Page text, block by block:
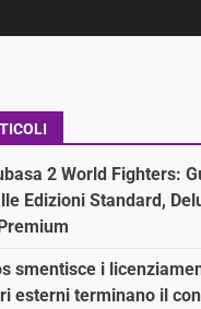
2 World Fighters:
Edizioni Standard,
smentisce i
esterni terminano il